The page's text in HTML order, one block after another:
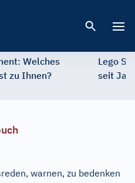
Welches
zu Ihnen?
Lego
seit
warnen, zu bedenken